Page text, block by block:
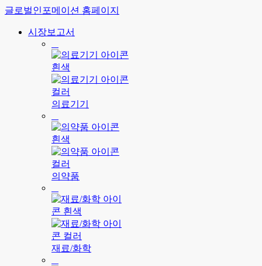
글로벌인포메이션 홈페이지
시장보고서
의료기기
의약품
재료/화학